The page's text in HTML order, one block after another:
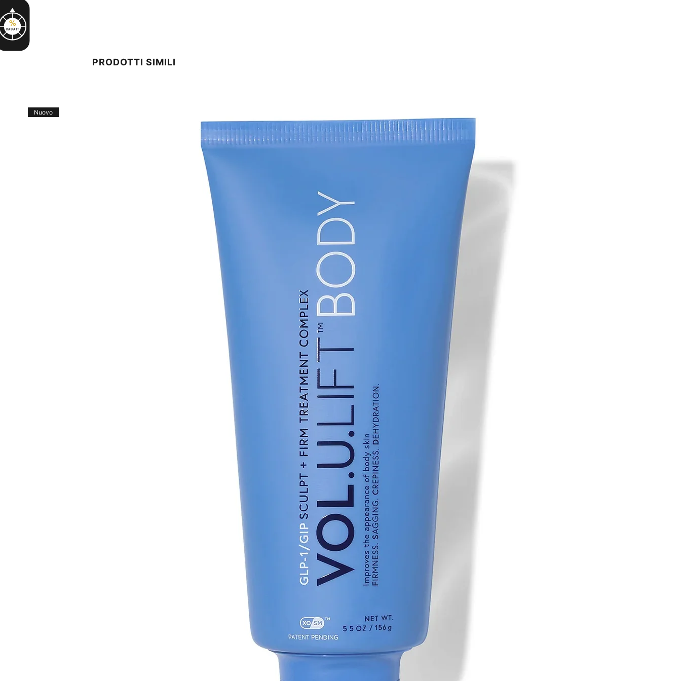
%
RABATT
PRODOTTI SIMILI
Nuovo